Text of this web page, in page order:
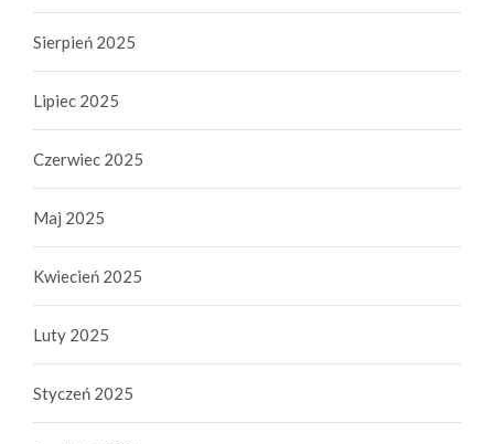
Sierpień 2025
Lipiec 2025
Czerwiec 2025
Maj 2025
Kwiecień 2025
Luty 2025
Styczeń 2025